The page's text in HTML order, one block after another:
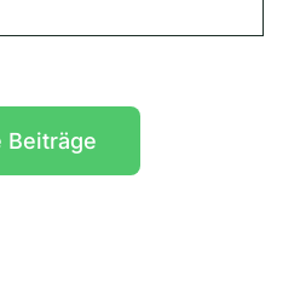
Beiträge